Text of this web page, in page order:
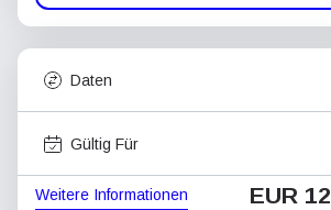
Daten
Gültig Für
Weitere Informationen EUR 12